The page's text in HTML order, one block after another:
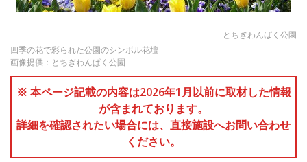
とちぎわんぱく公園
四季の花で彩られた公園のシンボル花壇
画像提供：とちぎわんぱく公園
※ 本ページ記載の内容は2026年1月以前に取材した情報
が含まれております。
詳細を確認されたい場合には、直接施設へお問い合わせ
ください。